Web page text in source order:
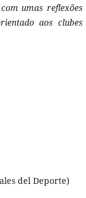
umas reflexões
aos clubes
del Deporte)